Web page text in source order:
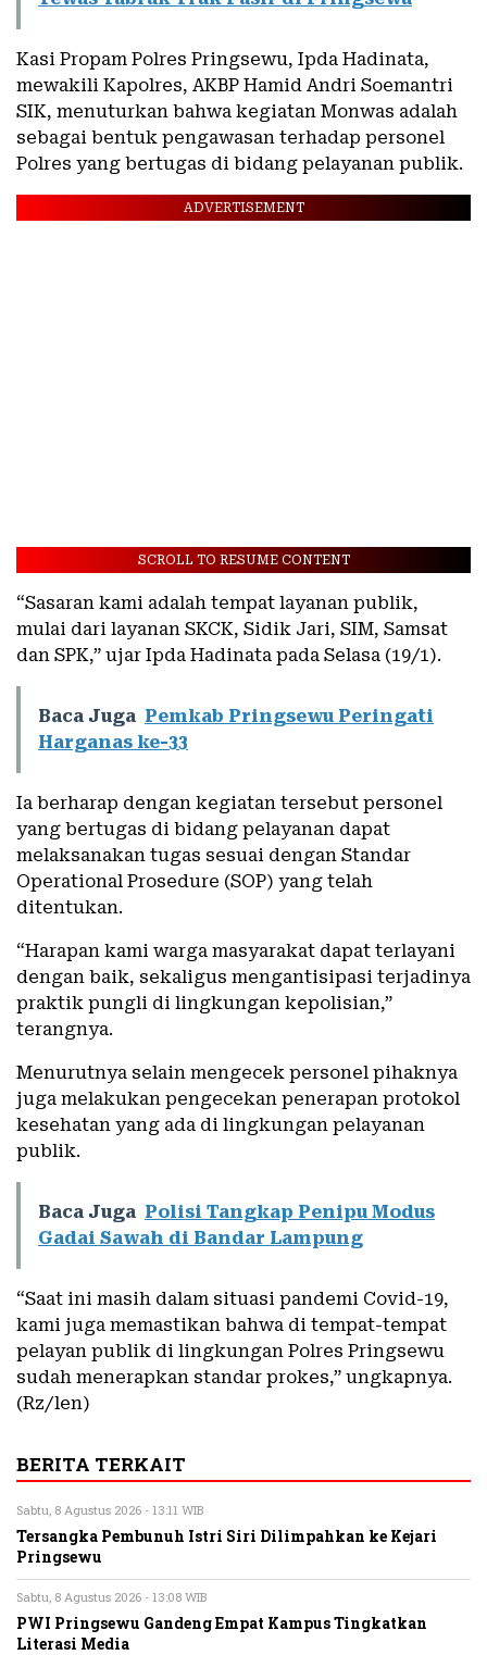
Kasi Propam Polres Pringsewu, Ipda Hadinata,
mewakili Kapolres, AKBP Hamid Andri Soemantri
SIK, menuturkan bahwa kegiatan Monwas adalah
sebagai bentuk pengawasan terhadap personel
Polres yang bertugas di bidang pelayanan publik.
ADVERTISEMENT
SCROLL TO RESUME CONTENT
“Sasaran kami adalah tempat layanan publik,
mulai dari layanan SKCK, Sidik Jari, SIM, Samsat
dan SPK,” ujar Ipda Hadinata pada Selasa (19/1).
Baca Juga Pemkab Pringsewu Peringati
Harganas ke-33
Ia berharap dengan kegiatan tersebut personel
yang bertugas di bidang pelayanan dapat
melaksanakan tugas sesuai dengan Standar
Operational Prosedure (SOP) yang telah
ditentukan.
“Harapan kami warga masyarakat dapat terlayani
dengan baik, sekaligus mengantisipasi terjadinya
praktik pungli di lingkungan kepolisian,”
terangnya.
Menurutnya selain mengecek personel pihaknya
juga melakukan pengecekan penerapan protokol
kesehatan yang ada di lingkungan pelayanan
publik.
Baca Juga Polisi Tangkap Penipu Modus
Gadai Sawah di Bandar Lampung
“Saat ini masih dalam situasi pandemi Covid-19,
kami juga memastikan bahwa di tempat-tempat
pelayan publik di lingkungan Polres Pringsewu
sudah menerapkan standar prokes,” ungkapnya.
(Rz/len)
BERITA TERKAIT
Sabtu, 8 Agustus 2026 - 13:11 WIB
Tersangka Pembunuh Istri Siri Dilimpahkan ke Kejari
Pringsewu
Sabtu, 8 Agustus 2026 - 13:08 WIB
PWI Pringsewu Gandeng Empat Kampus Tingkatkan
Literasi Media